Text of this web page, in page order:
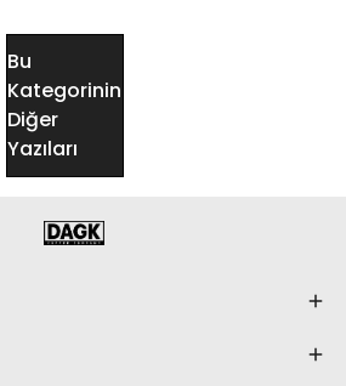
Bu
Kategorinin
Diğer
Yazıları